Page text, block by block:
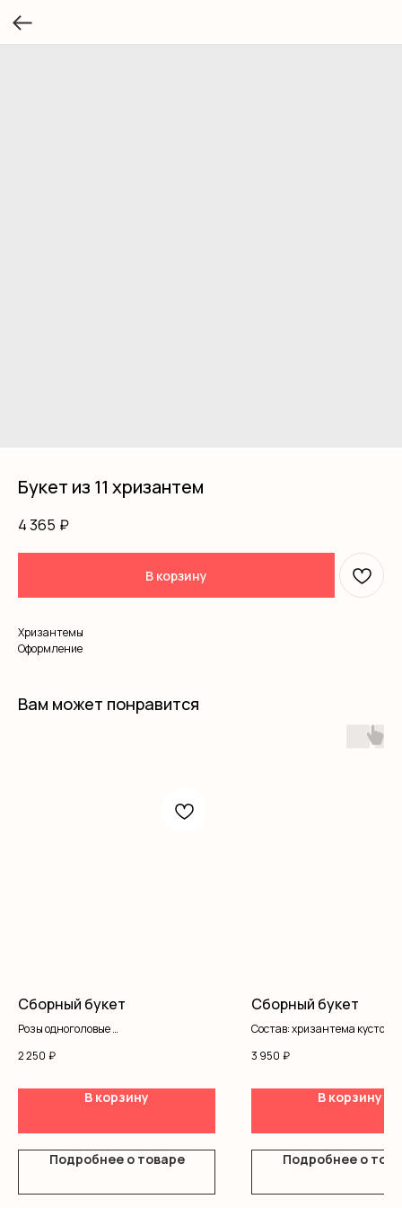
Букет из 11 хризантем
4 365 ₽
В корзину
Хризантемы
Оформление
Вам может понравится
Сборный букет
Розы одноголовые
Хризантемы
2 250 ₽
В корзину
Подробнее о товаре
Сборный букет
Состав: хризантема
альстромерия, писташ
3 950 ₽
В корзину
Подробнее о